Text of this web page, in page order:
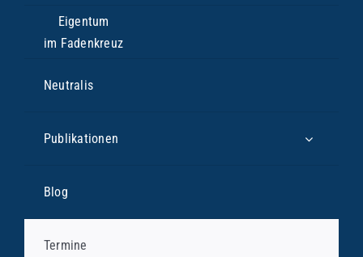
Eigentum
im Fadenkreuz
Neutralis
Publikationen
Blog
Termine